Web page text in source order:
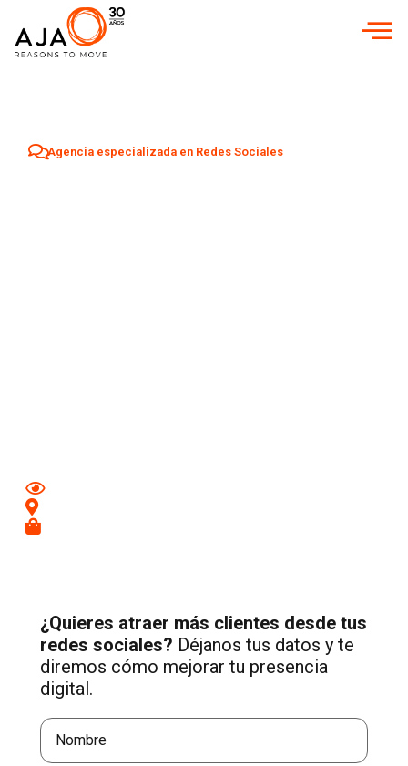
Agencia especializada en Redes Sociales
¿Quieres atraer más clientes desde tus
redes sociales? Déjanos tus datos y te
diremos cómo mejorar tu presencia
digital.